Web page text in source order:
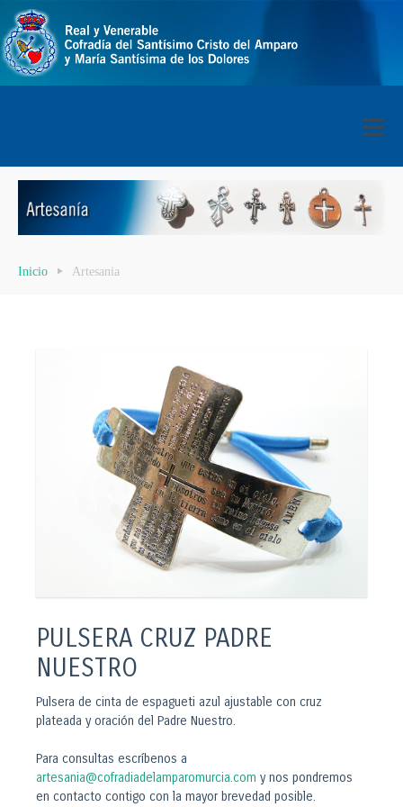
Inicio Artesania
PULSERA CRUZ PADRE
NUESTRO
Pulsera de cinta de espagueti azul ajustable con cruz
plateada y oración del Padre Nuestro.
Para consultas escríbenos a
artesania@cofradiadelamparomurcia.com y nos pondremos
en contacto contigo con la mayor brevedad posible.